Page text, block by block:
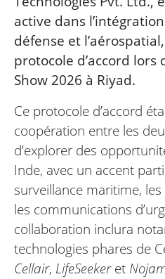
active dans
défense et
protocole d’accord lors
Show 2026 à Riyad.
Ce protocole d’accord
coopération entre les
d’explorer des
Inde, avec un accent
surveillance maritime,
les communications
collaboration inclura
technologies phares de
Cellair, LifeSeekeret